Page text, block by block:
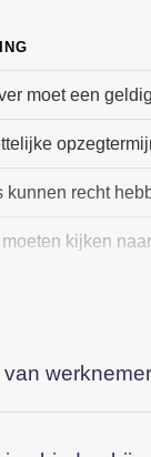
moet een
kunnen recht
kijken
om in
Dit zorgt
voor